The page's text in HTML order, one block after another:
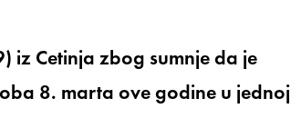
iz Cetinja zbog sumnje da je
8. marta ove godine u jednoj